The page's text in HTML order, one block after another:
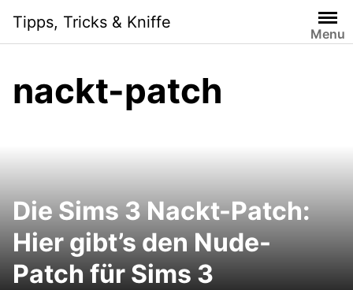
content
Tipps, Tricks & Kniffe
Menu
nackt-patch
Die Sims 3 Nackt-Patch:
Hier gibt’s den Nude-
Patch für Sims 3